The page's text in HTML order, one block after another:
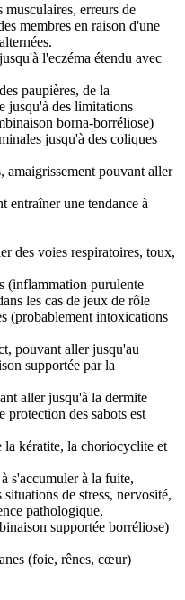
musculaires, erreurs de
membres en raison d'une
l'eczéma étendu avec
paupières, de la
jusqu'à des limitations
borna-borréliose)
jusqu'à des coliques
amaigrissement pouvant aller
entraîner une tendance à
des voies respiratoires, toux,
(inflammation purulente
les cas de jeux de rôle
(probablement intoxications
pouvant aller jusqu'au
supportée par la
aller jusqu'à la dermite
protection des sabots est
la kératite, la choriocyclite et
s'accumuler à la fuite,
de stress, nervosité,
pathologique,
supportée borréliose)
(foie, rênes, cœur)